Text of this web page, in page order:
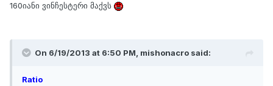
160იანი ვინჩესტერი მაქვს
On 6/19/2013 at 6:50 PM, mishonacro said:
Ratio